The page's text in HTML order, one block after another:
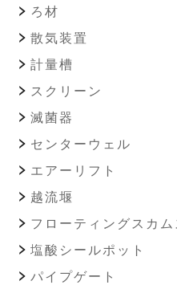
ろ材
散気装置
計量槽
スクリーン
滅菌器
センターウェル
エアーリフト
越流堰
フローティングスカム
塩酸シールポット
パイプゲート